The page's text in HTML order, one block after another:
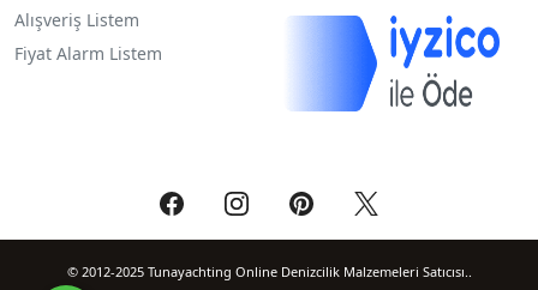
Alışveriş Listem
Fiyat Alarm Listem
© 2012-2025 Tunayachting Online Denizcilik Malzemeleri Satıcısı..